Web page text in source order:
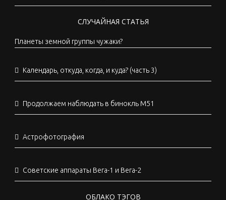
СЛУЧАЙНАЯ СТАТЬЯ
Планеты земной группы чужаки?
Календарь, откуда, когда, и куда? (часть 3)
Продолжаем наблюдать в бинокль М51
Астрофотография
Советские аппараты Вега-1 и Вега-2
ОБЛАКО ТЭГОВ